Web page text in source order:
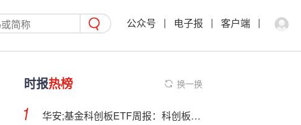
公众号 电子报 客户端
时报热榜 换一换
华安;基金科创板ETF周报：科创板ETF成立五周年 科创芯片指数涨9.05%